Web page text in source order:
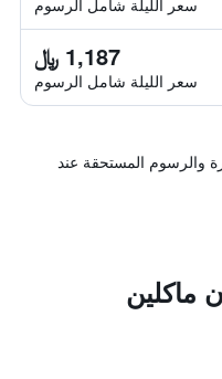
سعر الليلة شامل الرسوم
1,187 ﷼
سعر الليلة شامل الرسوم
والرسوم المستحقة عند
ماكلين